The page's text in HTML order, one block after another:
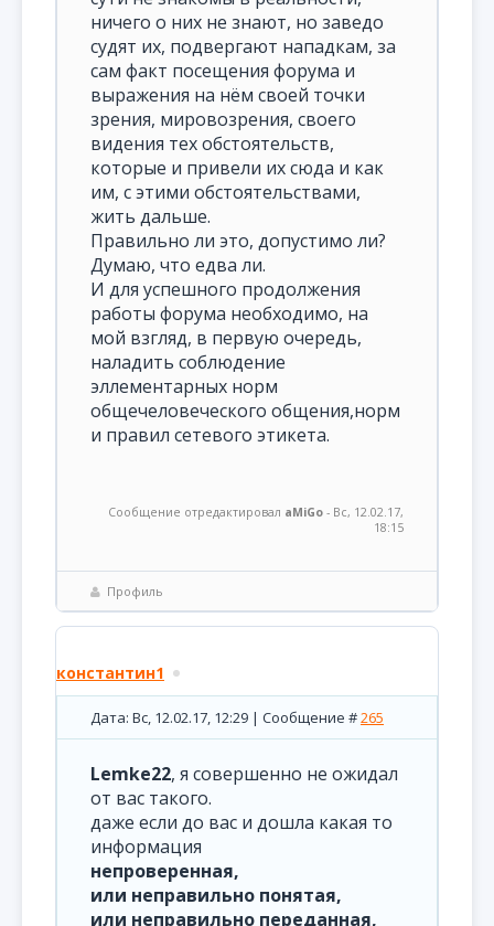
ничего о них не знают, но заведо
судят их, подвергают нападкам, за
сам факт посещения форума и
выражения на нём своей точки
зрения, мировозрения, своего
видения тех обстоятельств,
которые и привели их сюда и как
им, с этими обстоятельствами,
жить дальше.
Правильно ли это, допустимо ли?
Думаю, что едва ли.
И для успешного продолжения
работы форума необходимо, на
мой взгляд, в первую очередь,
наладить соблюдение
эллементарных норм
общечеловеческого общения,норм
и правил сетевого этикета.
Сообщение отредактировал aMiGo - Вс, 12.02.17,
18:15
Профиль
константин1
Дата: Вс, 12.02.17, 12:29 | Сообщение #265
Lemke22, я совершенно не ожидал
от вас такого.
даже если до вас и дошла какая то
информация
непроверенная,
или неправильно понятая,
или неправильно переданная,